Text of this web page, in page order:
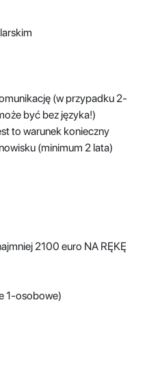
(w przypadku 2-
być bez języka!)
to warunek konieczny
(minimum 2 lata)
2100 euro NA RĘKĘ
1-osobowe)